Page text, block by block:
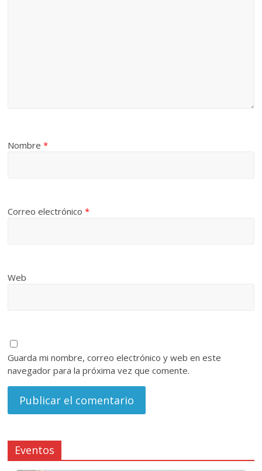
Nombre*
Correo electrónico*
Web
Guarda mi nombre, correo electrónico y web en este
navegador para la próxima vez que comente.
Eventos